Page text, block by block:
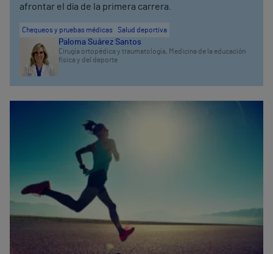
afrontar el día de la primera carrera.
Chequeos y pruebas médicas Salud deportiva
Paloma Suárez Santos
Cirugía ortopédica y traumatología, Medicina de la educación
física y del deporte